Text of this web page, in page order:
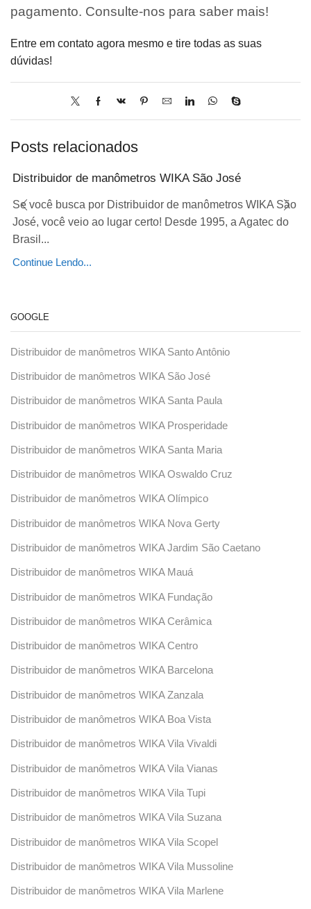
pagamento. Consulte-nos para saber mais!
Entre em contato agora mesmo e tire todas as suas
dúvidas!
Posts relacionados
Distribuidor de manômetros WIKA São José
Se você busca por Distribuidor de manômetros WIKA São
José, você veio ao lugar certo! Desde 1995, a Agatec do
Brasil...
Continue Lendo...
GOOGLE
Distribuidor de manômetros WIKA Santo Antônio
Distribuidor de manômetros WIKA São José
Distribuidor de manômetros WIKA Santa Paula
Distribuidor de manômetros WIKA Prosperidade
Distribuidor de manômetros WIKA Santa Maria
Distribuidor de manômetros WIKA Oswaldo Cruz
Distribuidor de manômetros WIKA Olímpico
Distribuidor de manômetros WIKA Nova Gerty
Distribuidor de manômetros WIKA Jardim São Caetano
Distribuidor de manômetros WIKA Mauá
Distribuidor de manômetros WIKA Fundação
Distribuidor de manômetros WIKA Cerâmica
Distribuidor de manômetros WIKA Centro
Distribuidor de manômetros WIKA Barcelona
Distribuidor de manômetros WIKA Zanzala
Distribuidor de manômetros WIKA Boa Vista
Distribuidor de manômetros WIKA Vila Vivaldi
Distribuidor de manômetros WIKA Vila Vianas
Distribuidor de manômetros WIKA Vila Tupi
Distribuidor de manômetros WIKA Vila Suzana
Distribuidor de manômetros WIKA Vila Scopel
Distribuidor de manômetros WIKA Vila Mussoline
Distribuidor de manômetros WIKA Vila Marlene